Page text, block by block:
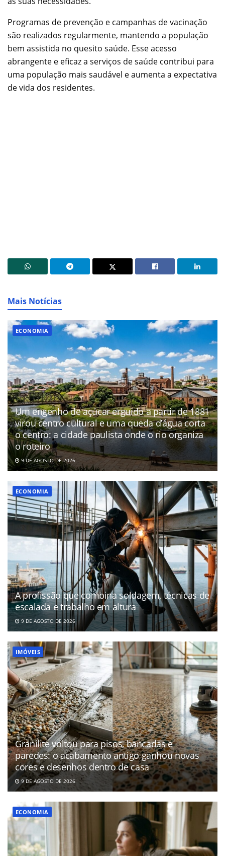
Programas de prevenção e campanhas de vacinação
são realizados regularmente, mantendo a população
bem assistida no quesito saúde. Esse acesso
abrangente e eficaz a serviços de saúde contribui para
uma população mais saudável e aumenta a expectativa
de vida dos residentes.
Mais Notícias
ECONOMIA
Um engenho de açúcar erguido a partir de 1881
virou centro cultural e uma queda d’água corta
o centro: a cidade paulista onde o rio organiza
o roteiro
9 DE AGOSTO DE 2026
ECONOMIA
A profissão que combina soldagem, técnicas de
escalada e trabalho em altura
9 DE AGOSTO DE 2026
IMÓVEIS
Granilite voltou para pisos, bancadas e
paredes: o acabamento antigo ganhou novas
cores e desenhos dentro de casa
9 DE AGOSTO DE 2026
ECONOMIA